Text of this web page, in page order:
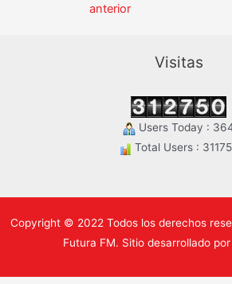
anterior
Visitas
Users Today :
Total Users :
Copyright © 2022 Todos los derechos
Futura FM. Sitio desarrollado